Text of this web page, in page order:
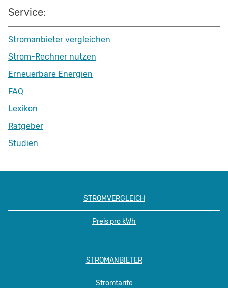
Service:
Stromanbieter vergleichen
Strom-Rechner nutzen
Erneuerbare Energien
FAQ
Lexikon
Ratgeber
Studien
STROMVERGLEICH
Preis pro kWh
STROMANBIETER
Stromtarife